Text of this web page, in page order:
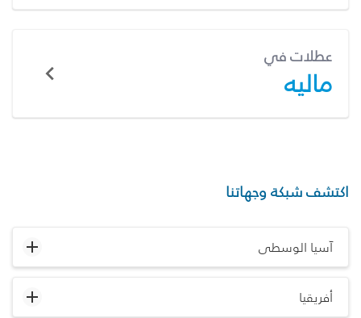
عطلات في
ماليه
اكتشف شبكة وجهاتنا
آسيا الوسطى
أفريقيا